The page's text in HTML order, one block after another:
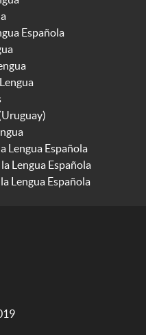
Española
Lengua Española
Lengua Española
Lengua Española